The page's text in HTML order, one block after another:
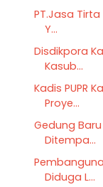
PT.Jasa
Y...
Disdikpora
Kasub...
Kadis PUPR
Proye...
Gedung
Ditempa...
Diduga L...